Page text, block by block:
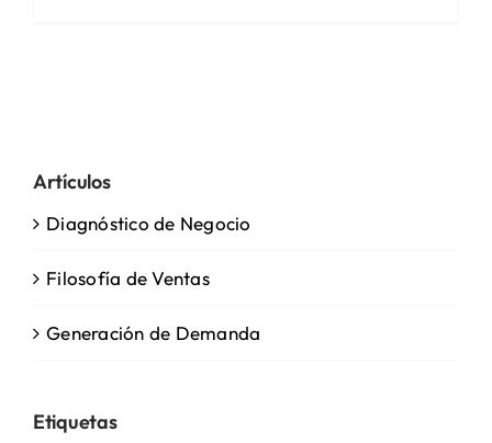
Artículos
Diagnóstico de Negocio
Filosofía de Ventas
Generación de Demanda
Etiquetas